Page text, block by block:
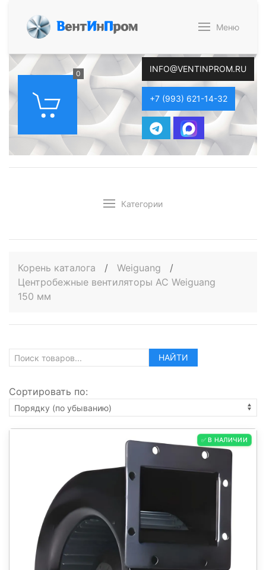
ВентИнПром Меню
0 INFO@VENTINPROM.RU
+7 (993) 621-14-32
Категории
Корень каталога / Weiguang
/
Центробежные вентиляторы AC Weiguang
150 мм
НАЙТИ
Сортировать по:
✅ В НАЛИЧИИ